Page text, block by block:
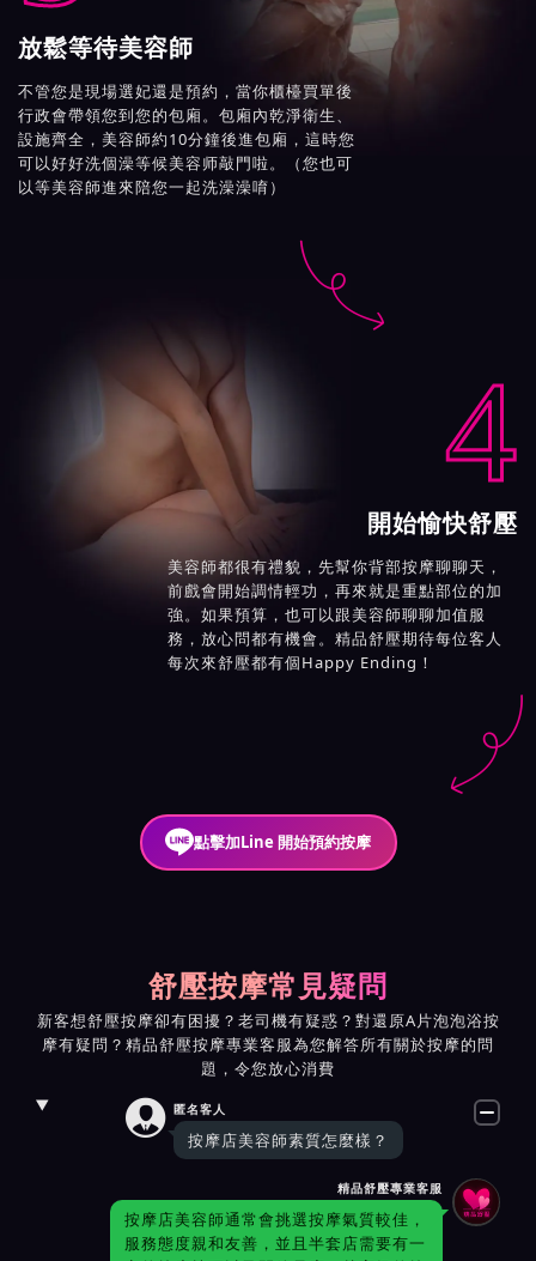
放鬆等待美容師
不管您是現場選妃還是預約，當你櫃檯買單後
行政會帶領您到您的包廂。包廂內乾淨衛生、
設施齊全，美容師約10分鐘後進包廂，這時您
可以好好洗個澡等候美容师敲門啦。（您也可
以等美容師進來陪您一起洗澡澡唷）

4
開始愉快舒壓
美容師都很有禮貌，先幫你背部按摩聊聊天，
前戲會開始調情輕功，再來就是重點部位的加
強。如果預算，也可以跟美容師聊聊加值服
務，放心問都有機會。精品舒壓期待每位客人
每次來舒壓都有個Happy Ending！
點擊加Line 開始預約按摩
舒壓按摩常見疑問
新客想舒壓按摩卻有困擾？老司機有疑惑？對還原A片泡泡浴按
摩有疑問？精品舒壓按摩專業客服為您解答所有關於按摩的問
題，令您放心消費
 匿名客人
按摩店美容師素質怎麼樣？
精品舒壓專業客服
按摩店美容師通常會挑選按摩氣質較佳，
服務態度親和友善，並且半套店需要有一